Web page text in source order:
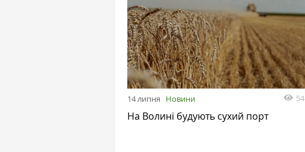
14 липня Новини 54
На Волині будують сухий порт